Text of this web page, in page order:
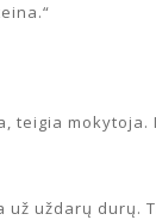
teigia mokytoja.
uždarų durų.